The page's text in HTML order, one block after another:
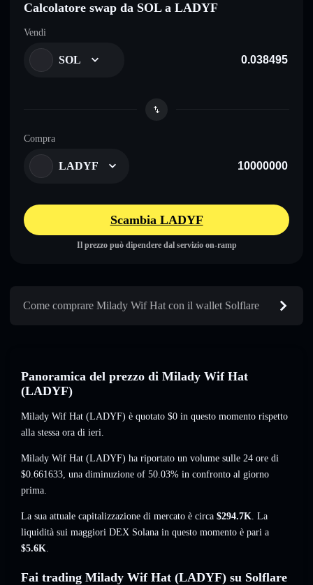
Calcolatore swap da SOL a LADYF
Vendi
SOL
Compra
LADYF
Scambia LADYF
Il prezzo può dipendere dal servizio on-ramp
Come comprare Milady Wif Hat con il wallet Solflare
Panoramica del prezzo di Milady Wif Hat
(LADYF)
Milady Wif Hat (LADYF) è quotato $0 in questo momento rispetto
alla stessa ora di ieri.
Milady Wif Hat (LADYF) ha riportato un volume sulle 24 ore di
$0.661633, una diminuzione of 50.03% in confronto al giorno
prima.
La sua attuale capitalizzazione di mercato è circa $294.7K. La
liquidità sui maggiori DEX Solana in questo momento è pari a
$5.6K.
Fai trading Milady Wif Hat (LADYF) su Solflare